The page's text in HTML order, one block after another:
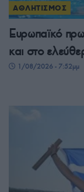
ΑΘΛΗΤΙΣΜΟΣ
Ευρωπαϊκό
και στο
1/08/2026 - 7:52μμ